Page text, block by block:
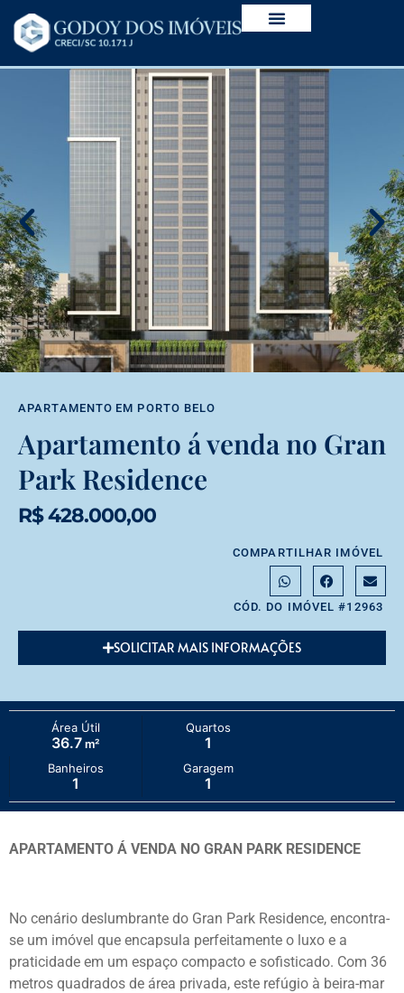
APARTAMENTO EM PORTO BELO
Apartamento á venda no Gran
Park Residence
R$ 428.000,00
COMPARTILHAR IMÓVEL
CÓD. DO IMÓVEL #12963
SOLICITAR MAIS INFORMAÇÕES
Área Útil
36.7 m²
Quartos
1
Banheiros
1
Garagem
1
APARTAMENTO Á VENDA NO GRAN PARK RESIDENCE
No cenário deslumbrante do Gran Park Residence, encontra-
se um imóvel que encapsula perfeitamente o luxo e a
praticidade em um espaço compacto e sofisticado. Com 36
metros quadrados de área privada, este refúgio à beira-mar